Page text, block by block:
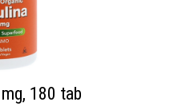
180 tab